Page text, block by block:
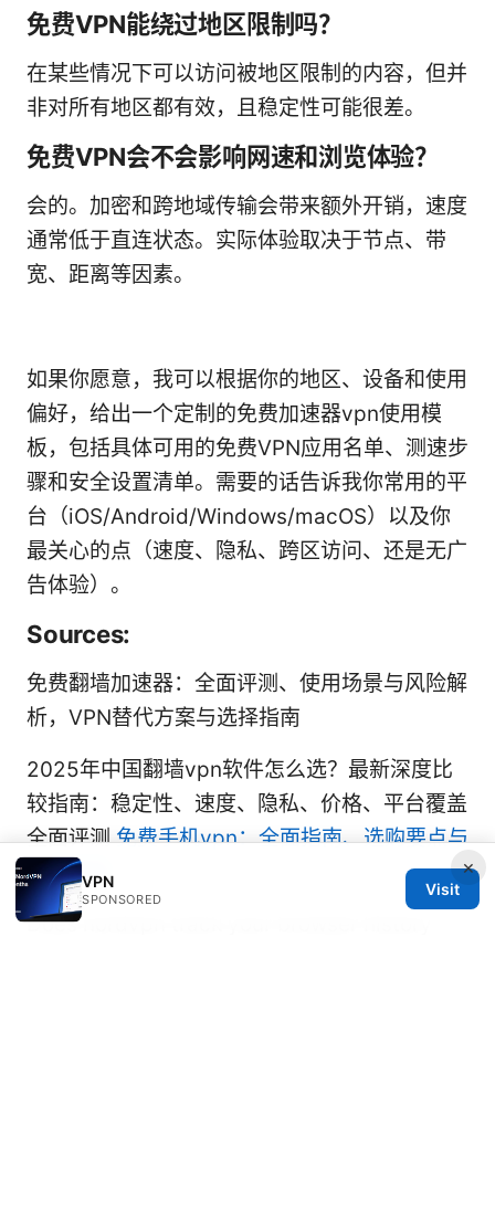
免费VPN能绕过地区限制吗？
在某些情况下可以访问被地区限制的内容，但并
非对所有地区都有效，且稳定性可能很差。
免费VPN会不会影响网速和浏览体验？
会的。加密和跨地域传输会带来额外开销，速度
通常低于直连状态。实际体验取决于节点、带
宽、距离等因素。
如果你愿意，我可以根据你的地区、设备和使用
偏好，给出一个定制的免费加速器vpn使用模
板，包括具体可用的免费VPN应用名单、测速步
骤和安全设置清单。需要的话告诉我你常用的平
台（iOS/Android/Windows/macOS）以及你
最关心的点（速度、隐私、跨区访问、还是无广
告体验）。
Sources:
免费翻墙加速器：全面评测、使用场景与风险解
析，VPN替代方案与选择指南
2025年中国翻墙vpn软件怎么选？最新深度比
较指南：稳定性、速度、隐私、价格、平台覆盖
全面评测免费手机vpn：全面指南、选购要点与
实用教程
Does nordvpn track your browser history
×
VPN
SPONSORED
Visit